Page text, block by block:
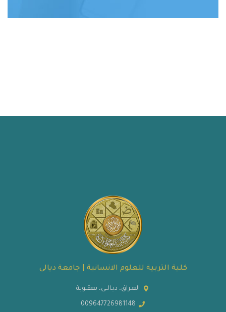
كلية التربية للعلوم الانسانية | جامعة ديالى
العـراق، ديـالــى، بعقــوبة
009647726981148